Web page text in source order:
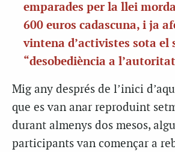
emparades per la llei
600 euros cadascuna, i ja
vintena d’activistes sota el
“desobediència a
Mig any després de l’inici
que es van anar reproduint
durant almenys dos mesos,
participants van començar a